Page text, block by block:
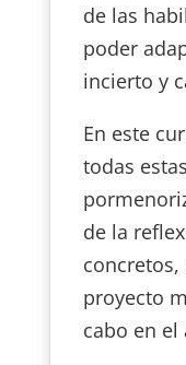
de las
poder
incierto y
En este
todas
de la
concretos,
proyecto
cabo en el